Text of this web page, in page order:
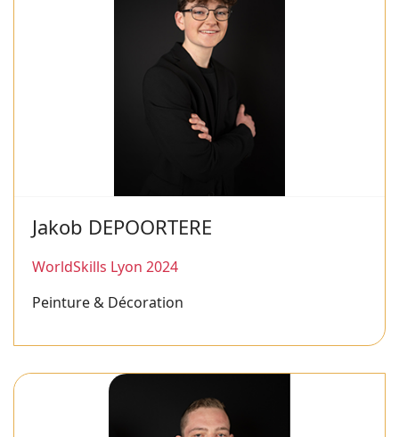
Jakob DEPOORTERE
WorldSkills Lyon 2024
Peinture & Décoration